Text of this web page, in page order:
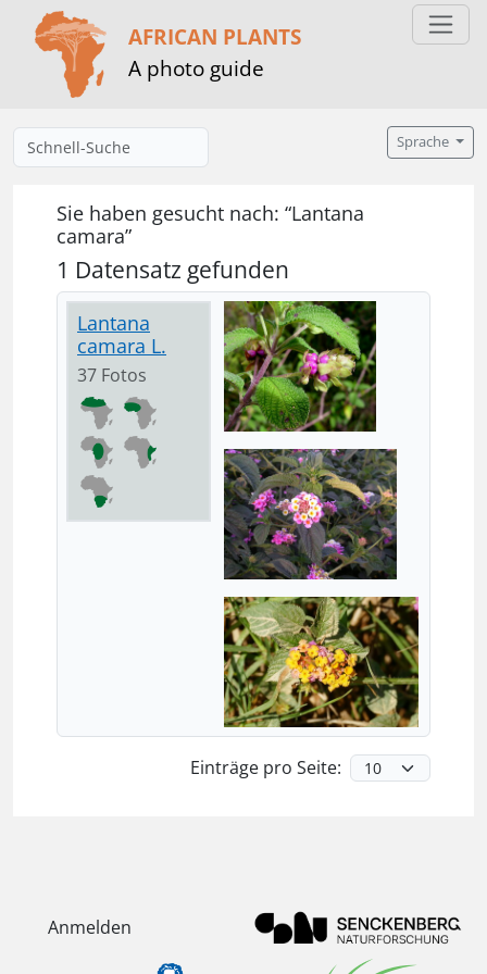
AFRICAN PLANTS
A photo guide
Sprache
Sie haben gesucht nach: “Lantana
camara”
1 Datensatz gefunden
Lantana
camara L.
37 Fotos
Einträge pro Seite:
Anmelden